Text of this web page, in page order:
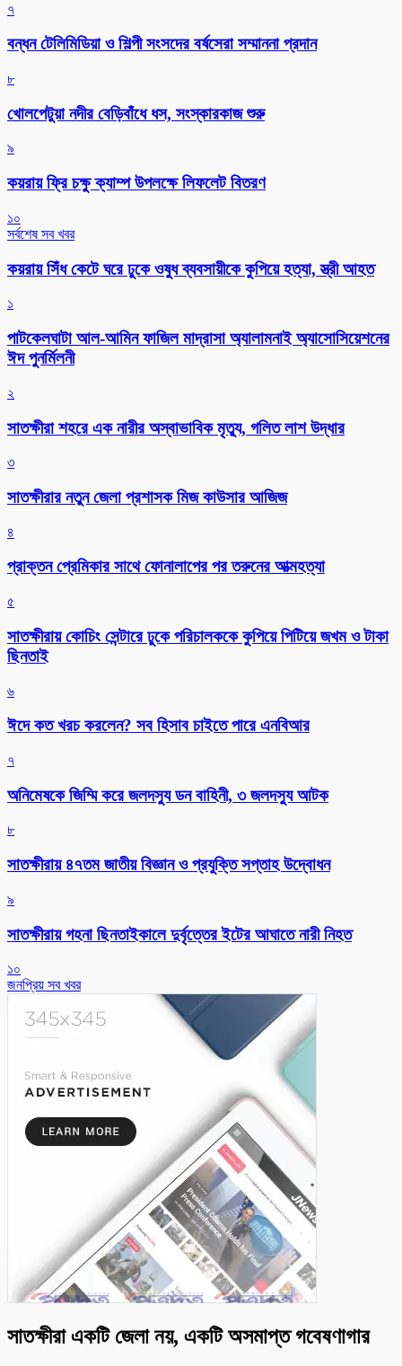
৭
বন্ধন টেলিমিডিয়া ও শিল্পী সংসদের বর্ষসেরা সম্মাননা প্রদান
৮
খোলপেটুয়া নদীর বেড়িবাঁধে ধস, সংস্কারকাজ শুরু
৯
কয়রায় ফ্রি চক্ষু ক্যাম্প উপলক্ষে লিফলেট বিতরণ
১০
সর্বশেষ সব খবর
কয়রায় সিঁধ কেটে ঘরে ঢুকে ওষুধ ব্যবসায়ীকে কুপিয়ে হত্যা, স্ত্রী আহত
১
পাটকেলঘাটা আল-আমিন ফাজিল মাদ্রাসা অ্যালামনাই অ্যাসোসিয়েশনের
ঈদ পুনর্মিলনী
২
সাতক্ষীরা শহরে এক নারীর অস্বাভাবিক মৃত্যু, গলিত লাশ উদ্ধার
৩
সাতক্ষীরার নতুন জেলা প্রশাসক মিজ কাউসার আজিজ
৪
প্রাক্তন প্রেমিকার সাথে ফোনালাপের পর তরুনের আত্মহত্যা
৫
সাতক্ষীরায় কোচিং সেন্টারে ঢুকে পরিচালককে কুপিয়ে পিটিয়ে জখম ও টাকা
ছিনতাই
৬
ঈদে কত খরচ করলেন? সব হিসাব চাইতে পারে এনবিআর
৭
অনিমেষকে জিম্মি করে জলদস্যু ডন বাহিনী, ৩ জলদস্যু আটক
৮
সাতক্ষীরায় ৪৭তম জাতীয় বিজ্ঞান ও প্রযুক্তি সপ্তাহ উদ্বোধন
৯
সাতক্ষীরায় গহনা ছিনতাইকালে দুর্বৃত্তের ইটের আঘাতে নারী নিহত
১০
জনপ্রিয় সব খবর
সাতক্ষীরা একটি জেলা নয়, একটি অসমাপ্ত গবেষণাগার